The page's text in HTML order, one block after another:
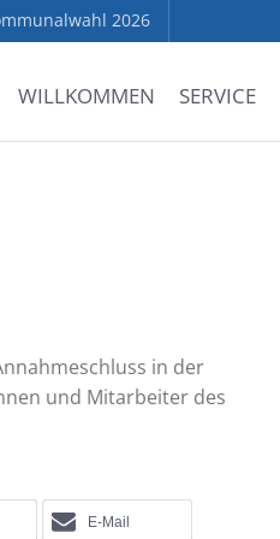
2026
WILLKOMMEN SERVICE
in der
und Mitarbeiter des
E-Mail